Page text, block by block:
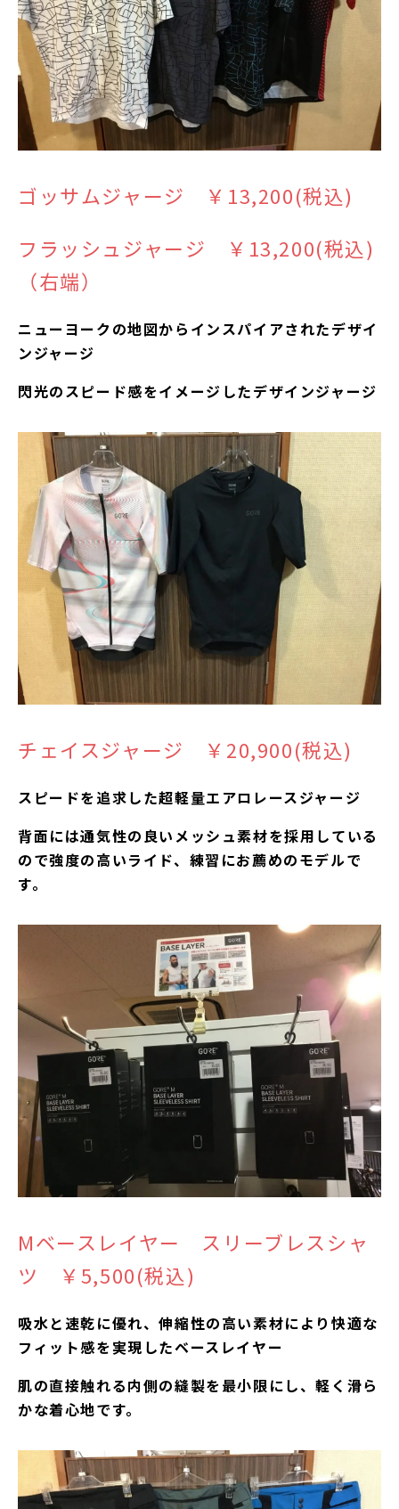
ゴッサムジャージ ￥13,200(税込)
フラッシュジャージ ￥13,200(税込)
（右端）
ニューヨークの地図からインスパイアされたデザイ
ンジャージ
閃光のスピード感をイメージしたデザインジャージ
チェイスジャージ ￥20,900(税込)
スピードを追求した超軽量エアロレースジャージ
背面には通気性の良いメッシュ素材を採用している
ので強度の高いライド、練習にお薦めのモデルで
す。
Mベースレイヤー スリーブレスシャ
ツ ￥5,500(税込)
吸水と速乾に優れ、伸縮性の高い素材により快適な
フィット感を実現したベースレイヤー
肌の直接触れる内側の縫製を最小限にし、軽く滑ら
かな着心地です。